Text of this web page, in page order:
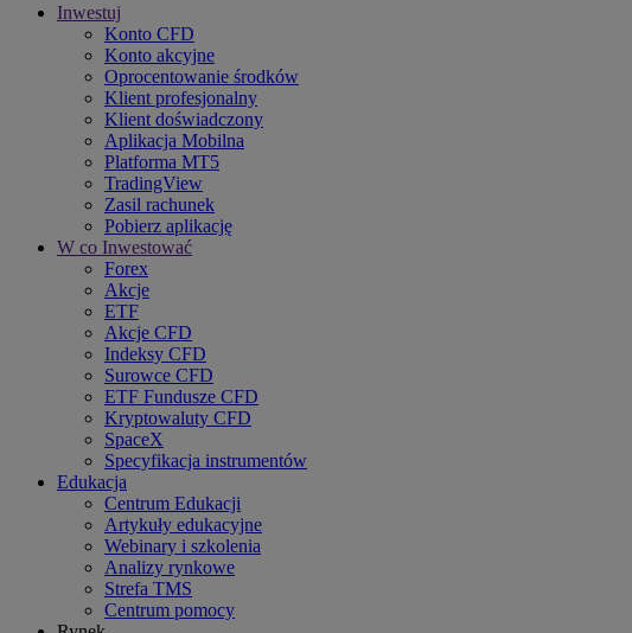
Inwestuj
Konto CFD
Konto akcyjne
Oprocentowanie środków
Klient profesjonalny
Klient doświadczony
Aplikacja Mobilna
Platforma MT5
TradingView
Zasil rachunek
Pobierz aplikację
W co Inwestować
Forex
Akcje
ETF
Akcje CFD
Indeksy CFD
Surowce CFD
ETF Fundusze CFD
Kryptowaluty CFD
SpaceX
Specyfikacja instrumentów
Edukacja
Centrum Edukacji
Artykuły edukacyjne
Webinary i szkolenia
Analizy rynkowe
Strefa TMS
Centrum pomocy